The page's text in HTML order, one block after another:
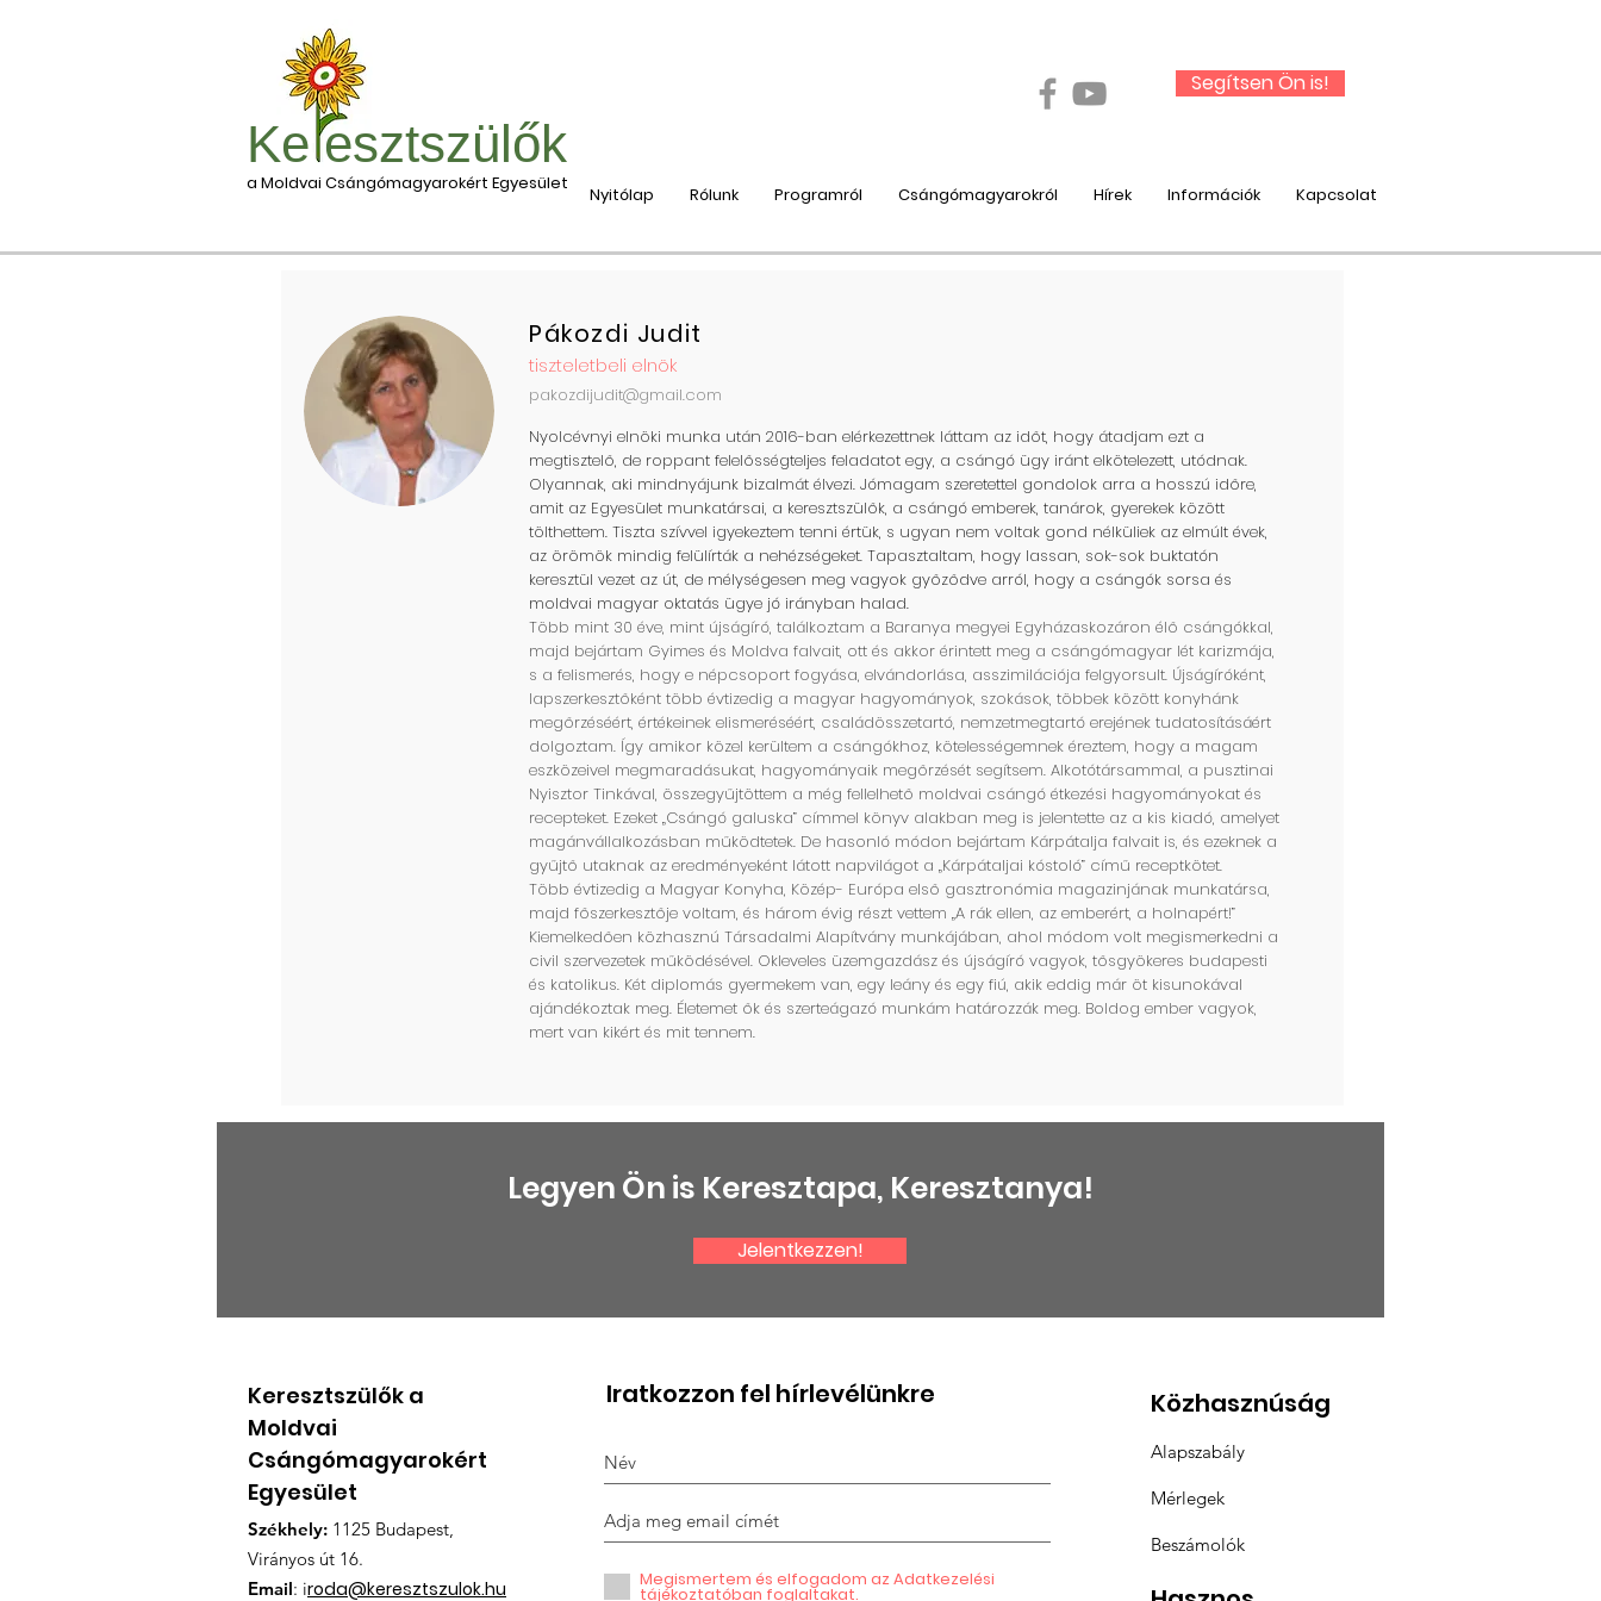
Segítsen Ön is!
Nyitólap Rólunk Programról Csángómagyarokról Hírek Információk Kapcsolat
Ke esztszülők
a Moldvai Csángómagyarokért Egyesület
Pákozdi Judit
tiszteletbeli elnök
pakozdijudit@gmail.com
Nyolcévnyi elnöki munka után 2016-ban elérkezettnek láttam az időt, hogy átadjam ezt a
megtisztelő, de roppant felelősségteljes feladatot egy, a csángó ügy iránt elkötelezett, utódnak.
Olyannak, aki mindnyájunk bizalmát élvezi. Jómagam szeretettel gondolok arra a hosszú időre,
amit az Egyesület munkatársai, a keresztszülők, a csángó emberek, tanárok, gyerekek között
tölthettem. Tiszta szívvel igyekeztem tenni értük, s ugyan nem voltak gond nélküliek az elmúlt évek,
az örömök mindig felülírták a nehézségeket. Tapasztaltam, hogy lassan, sok-sok buktatón
keresztül vezet az út, de mélységesen meg vagyok győződve arról, hogy a csángók sorsa és
moldvai magyar oktatás ügye jó irányban halad.
Több mint 30 éve, mint újságíró, találkoztam a Baranya megyei Egyházaskozáron élő csángókkal,
majd bejártam Gyimes és Moldva falvait, ott és akkor érintett meg a csángómagyar lét karizmája,
s a felismerés, hogy e népcsoport fogyása, elvándorlása, asszimilációja felgyorsult. Újságíróként,
lapszerkesztőként több évtizedig a magyar hagyományok, szokások, többek között konyhánk
megőrzéséért, értékeinek elismeréséért, családösszetartó, nemzetmegtartó erejének tudatosításáért
dolgoztam. Így amikor közel kerültem a csángókhoz, kötelességemnek éreztem, hogy a magam
eszközeivel megmaradásukat, hagyományaik megőrzését segítsem. Alkotótársammal, a pusztinai
Nyisztor Tinkával, összegyűjtöttem a még fellelhető moldvai csángó étkezési hagyományokat és
recepteket. Ezeket „Csángó galuska” címmel könyv alakban meg is jelentette az a kis kiadó, amelyet
magánvállalkozásban működtetek. De hasonló módon bejártam Kárpátalja falvait is, és ezeknek a
gyűjtő utaknak az eredményeként látott napvilágot a „Kárpátaljai kóstoló” című receptkötet.
Több évtizedig a Magyar Konyha, Közép- Európa első gasztronómia magazinjának munkatársa,
majd főszerkesztője voltam, és három évig részt vettem „A rák ellen, az emberért, a holnapért!”
Kiemelkedően közhasznú Társadalmi Alapítvány munkájában, ahol módom volt megismerkedni a
civil szervezetek működésével. Okleveles üzemgazdász és újságíró vagyok, tősgyökeres budapesti
és katolikus. Két diplomás gyermekem van, egy leány és egy fiú, akik eddig már öt kisunokával
ajándékoztak meg. Életemet ők és szerteágazó munkám határozzák meg. Boldog ember vagyok,
mert van kikért és mit tennem.
Legyen Ön is Keresztapa, Keresztanya!
Jelentkezzen!
Keresztszülők a
Moldvai
Csángómagyarokért
Egyesület
Székhely: 1125 Budapest,
Virányos út 16.
Email: iroda@keresztszulok.hu
Iratkozzon fel hírlevélünkre
Megismertem és elfogadom az Adatkezelési
tájékoztatóban foglaltakat.
Közhasznúság
Alapszabály
Mérlegek
Beszámolók